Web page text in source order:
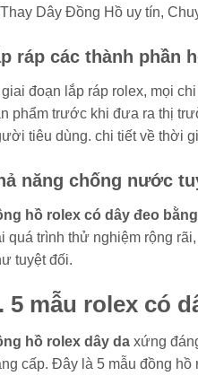
ráp các thành phần
đoạn lắp ráp rolex, mọi
phẩm trước khi đưa ra thị
tiêu dùng. chi tiết về thời
năng chống nước
hồ rolex có dây đeo
quá trình thử nghiệm rộng
tuyệt đối.
5 mẫu rolex có
hồ rolex dây da xứng
cấp. Đây là 5 mẫu đồng